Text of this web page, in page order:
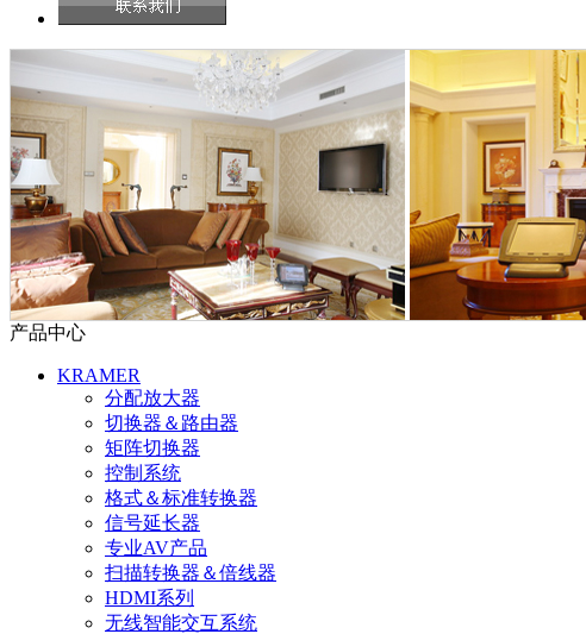
产品中心
KRAMER
分配放大器
切换器＆路由器
矩阵切换器
控制系统
格式＆标准转换器
信号延长器
专业AV产品
扫描转换器＆倍线器
HDMI系列
无线智能交互系统